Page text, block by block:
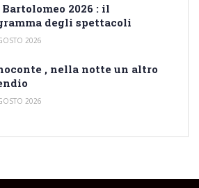
Bartolomeo 2026 : il
degli spettacoli
2026
, nella notte un altro
2026